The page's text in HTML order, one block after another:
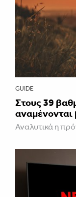
GUIDE
Στους 39
αναμένονται
Αναλυτικά η